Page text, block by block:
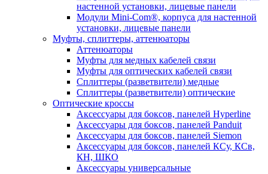
настенной установки, лицевые панели
Модули Mini-Com®, корпуса для настенной
установки, лицевые панели
Муфты, сплиттеры, аттенюаторы
Аттенюаторы
Муфты для медных кабелей связи
Муфты для оптических кабелей связи
Сплиттеры (разветвители) медные
Сплиттеры (разветвители) оптические
Оптические кроссы
Аксессуары для боксов, панелей Hyperline
Аксессуары для боксов, панелей Panduit
Аксессуары для боксов, панелей Siemon
Аксессуары для боксов, панелей КСу, КСв,
КН, ШКО
Аксессуары универсальные